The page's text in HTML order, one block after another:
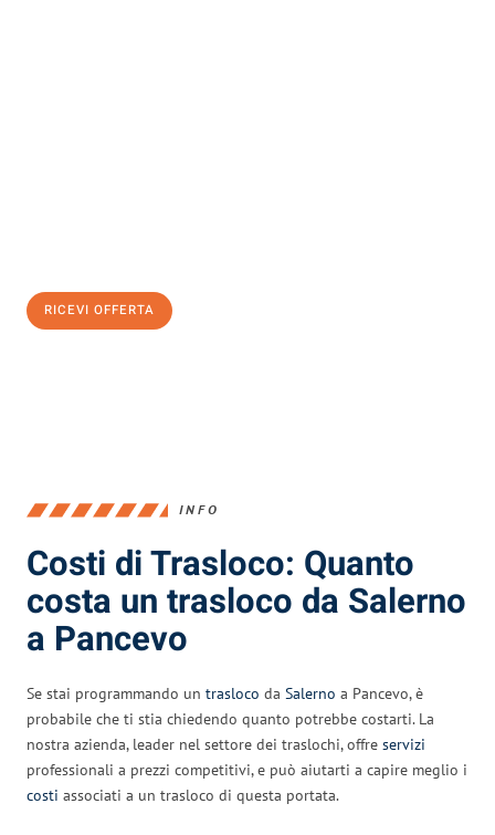
RICEVI OFFERTA
INFO
Costi di Trasloco: Quanto
costa un trasloco da Salerno
a Pancevo
Se stai programmando un trasloco da Salerno a Pancevo, è
probabile che ti stia chiedendo quanto potrebbe costarti. La
nostra azienda, leader nel settore dei traslochi, offre servizi
professionali a prezzi competitivi, e può aiutarti a capire meglio i
costi associati a un trasloco di questa portata.